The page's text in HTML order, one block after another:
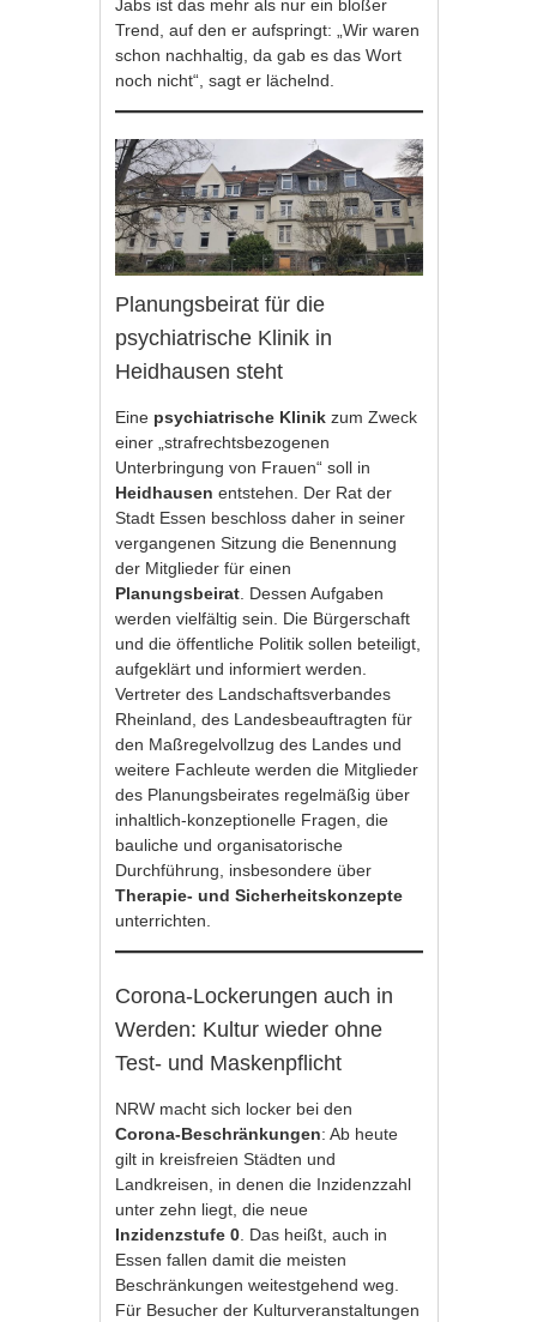
Jabs ist das mehr als nur ein bloßer
Trend, auf den er aufspringt: „Wir waren
schon nachhaltig, da gab es das Wort
noch nicht“, sagt er lächelnd.
Planungsbeirat für die
psychiatrische Klinik in
Heidhausen steht
Eine psychiatrische Klinik zum Zweck
einer „strafrechtsbezogenen
Unterbringung von Frauen“ soll in
Heidhausenentstehen. Der Rat der
Stadt Essen beschloss daher in seiner
vergangenen Sitzung die Benennung
der Mitglieder für einen
Planungsbeirat . Dessen Aufgaben
werden vielfältig sein. Die Bürgerschaft
und die öffentliche Politik sollen beteiligt,
aufgeklärt und informiert werden.
Vertreter des Landschaftsverbandes
Rheinland, des Landesbeauftragten für
den Maßregelvollzug des Landes und
weitere Fachleute werden die Mitglieder
des Planungsbeirates regelmäßig über
inhaltlich-konzeptionelle Fragen, die
bauliche und organisatorische
Durchführung, insbesondere über
Therapie- und Sicherheitskonzepte
unterrichten.
Corona-Lockerungen auch in
Werden: Kultur wieder ohne
Test- und Maskenpflicht
NRW macht sich locker bei den
Corona-Beschränkungen: Ab heute
gilt in kreisfreien Städten und
Landkreisen, in denen die Inzidenzzahl
unter zehn liegt, die neue
Inzidenzstufe 0 . Das heißt, auch in
Essen fallen damit die meisten
Beschränkungen weitestgehend weg.
Für Besucher der Kulturveranstaltungen